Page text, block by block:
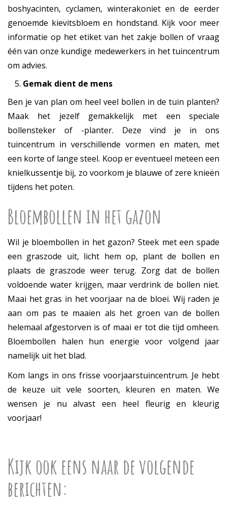
boshyacinten, cyclamen, winterakoniet en de eerder
genoemde kievitsbloem en hondstand. Kijk voor meer
informatie op het etiket van het zakje bollen of vraag
één van onze kundige medewerkers in het tuincentrum
om advies.
Gemak dient de mens
Ben je van plan om heel veel bollen in de tuin planten?
Maak het jezelf gemakkelijk met een speciale
bollensteker of -planter. Deze vind je in ons
tuincentrum in verschillende vormen en maten, met
een korte of lange steel. Koop er eventueel meteen een
knielkussentje bij, zo voorkom je blauwe of zere knieën
tijdens het poten.
Bloembollen in het gazon
Wil je bloembollen in het gazon? Steek met een spade
een graszode uit, licht hem op, plant de bollen en
plaats de graszode weer terug. Zorg dat de bollen
voldoende water krijgen, maar verdrink de bollen niet.
Maai het gras in het voorjaar na de bloei. Wij raden je
aan om pas te maaien als het groen van de bollen
helemaal afgestorven is of maai er tot die tijd omheen.
Bloembollen halen hun energie voor volgend jaar
namelijk uit het blad.
Kom langs in ons frisse voorjaarstuincentrum. Je hebt
de keuze uit vele soorten, kleuren en maten. We
wensen je nu alvast een heel fleurig en kleurig
voorjaar!
Kijk ook eens naar de volgende
berichten: